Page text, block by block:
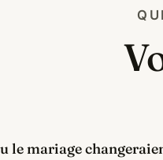
le mariage